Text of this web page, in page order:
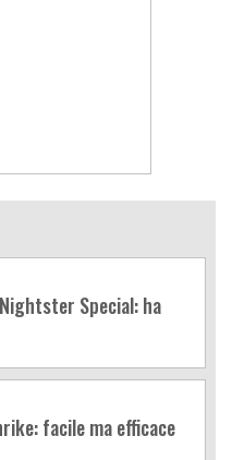
Special: ha
facile ma efficace